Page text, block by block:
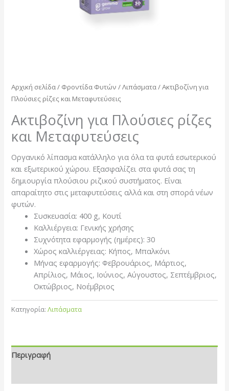
Αρχική σελίδα/ Φροντίδα Φυτών /Λιπάσματα/ Ακτιβοζίνη για
Πλούσιες ρίζες και Μεταφυτεύσεις
Ακτιβοζίνη για Πλούσιες ρίζες
και Μεταφυτεύσεις
Oργανικό λίπασμα κατάλληλο για όλα τα φυτά εσωτερικού
και εξωτερικού χώρου. Eξασφαλίζει στα φυτά σας τη
δημιουργία πλούσιου ριζικού συστήματος. Είναι
απαραίτητο στις μεταφυτεύσεις αλλά και στη σπορά νέων
φυτών.
Συσκευασία: 400 g, Κουτί
Καλλιέργεια: Γενικής χρήσης
Συχνότητα εφαρμογής (ημέρες): 30
Χώρος καλλιέργειας: Κήπος, Μπαλκόνι
Μήνας εφαρμογής: Φεβρουάριος, Μάρτιος,
Απρίλιος, Μάιος, Ιούνιος, Αύγουστος, Σεπτέμβριος,
Οκτώβριος, Νοέμβριος
Κατηγορία:Λιπάσματα
Περιγραφή